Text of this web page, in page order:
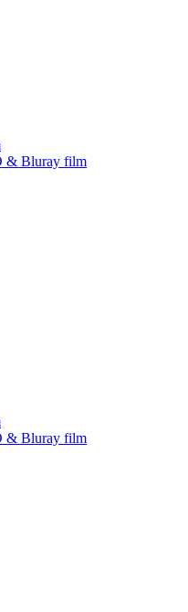
& Bluray film
& Bluray film